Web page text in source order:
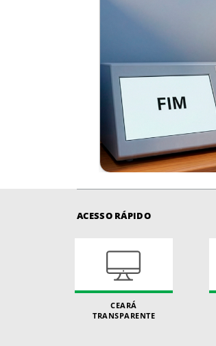
ACESSO RÁPIDO
CEARÁ
TRANSPARENTE